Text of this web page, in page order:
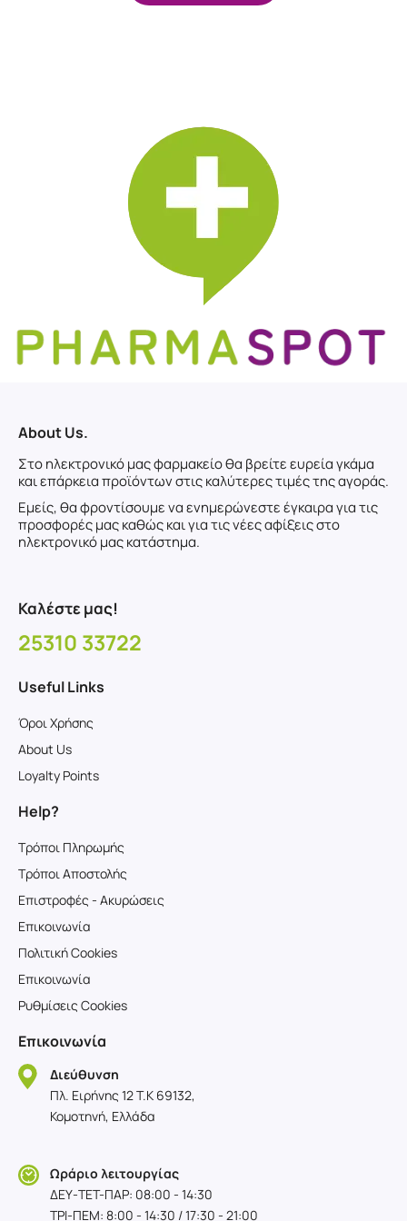
About Us.
Στο ηλεκτρονικό μας φαρμακείο θα βρείτε ευρεία γκάμα
και επάρκεια προϊόντων στις καλύτερες τιμές της αγοράς.
Εμείς, θα φροντίσουμε να ενημερώνεστε έγκαιρα για τις
προσφορές μας καθώς και για τις νέες αφίξεις στο
ηλεκτρονικό μας κατάστημα.
Καλέστε μας!
25310 33722
Useful Links
Όροι Χρήσης
About Us
Loyalty Points
Help?
Τρόποι Πληρωμής
Τρόποι Αποστολής
Επιστροφές - Ακυρώσεις
Επικοινωνία
Πολιτική Cookies
Επικοινωνία
Ρυθμίσεις Cookies
Επικοινωνία
Διεύθυνση
Πλ. Ειρήνης 12 T.K 69132,
Κομοτηνή, Ελλάδα
Ωράριο λειτουργίας
ΔΕΥ-TET-ΠΑΡ: 08:00 - 14:30
ΤΡΙ-ΠΕΜ: 8:00 - 14:30 / 17:30 - 21:00